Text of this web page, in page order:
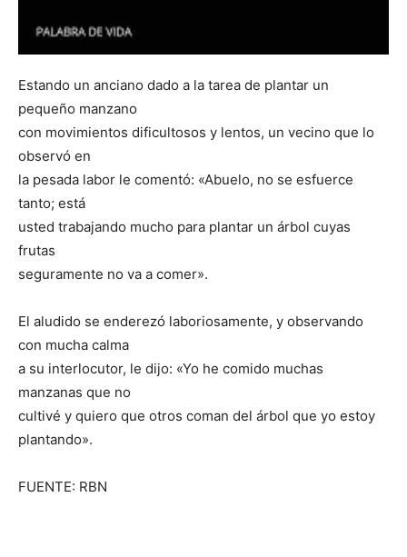
Estando un anciano dado a la tarea de plantar un
pequeño manzano
con movimientos dificultosos y lentos, un vecino que lo
observó en
la pesada labor le comentó: «Abuelo, no se esfuerce
tanto; está
usted trabajando mucho para plantar un árbol cuyas
frutas
seguramente no va a comer».
El aludido se enderezó laboriosamente, y observando
con mucha calma
a su interlocutor, le dijo: «Yo he comido muchas
manzanas que no
cultivé y quiero que otros coman del árbol que yo estoy
plantando».
FUENTE: RBN